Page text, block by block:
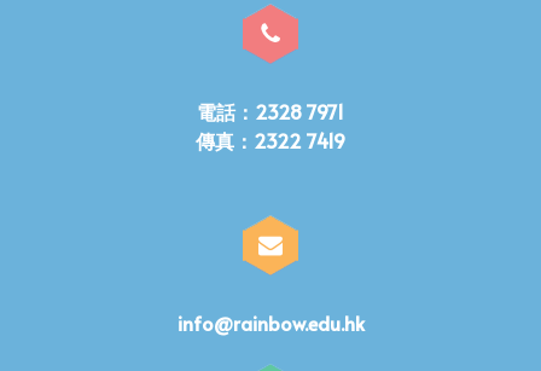
電話：2328 7971
傳真：2322 7419
info@rainbow.edu.hk